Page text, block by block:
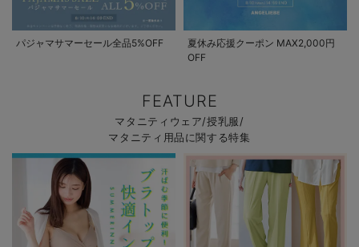
パジャマサマーセール全品5%OFF
夏休み応援クーポン MAX2,000円
OFF
FEATURE
マタニティウェア/授乳服/
マタニティ用品に関する特集